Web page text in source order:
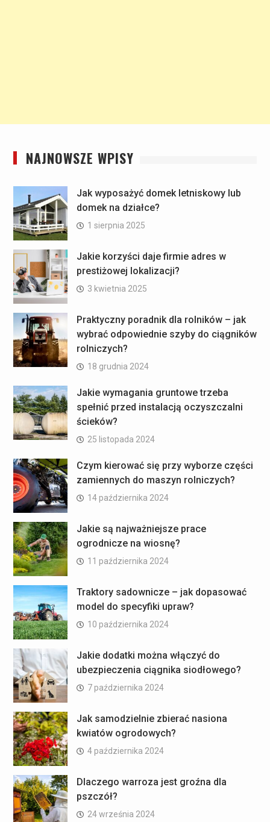
NAJNOWSZE WPISY
Jak wyposażyć domek letniskowy lub
domek na działce?
1 sierpnia 2025
Jakie korzyści daje firmie adres w
prestiżowej lokalizacji?
3 kwietnia 2025
Praktyczny poradnik dla rolników – jak
wybrać odpowiednie szyby do ciągników
rolniczych?
18 grudnia 2024
Jakie wymagania gruntowe trzeba
spełnić przed instalacją oczyszczalni
ścieków?
25 listopada 2024
Czym kierować się przy wyborze części
zamiennych do maszyn rolniczych?
14 października 2024
Jakie są najważniejsze prace
ogrodnicze na wiosnę?
11 października 2024
Traktory sadownicze – jak dopasować
model do specyfiki upraw?
10 października 2024
Jakie dodatki można włączyć do
ubezpieczenia ciągnika siodłowego?
7 października 2024
Jak samodzielnie zbierać nasiona
kwiatów ogrodowych?
4 października 2024
Dlaczego warroza jest groźna dla
pszczół?
24 września 2024